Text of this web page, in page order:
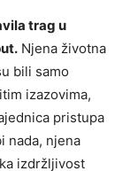
trag u
Njena životna
bili samo
izazovima,
pristupa
nada, njena
izdržljivost